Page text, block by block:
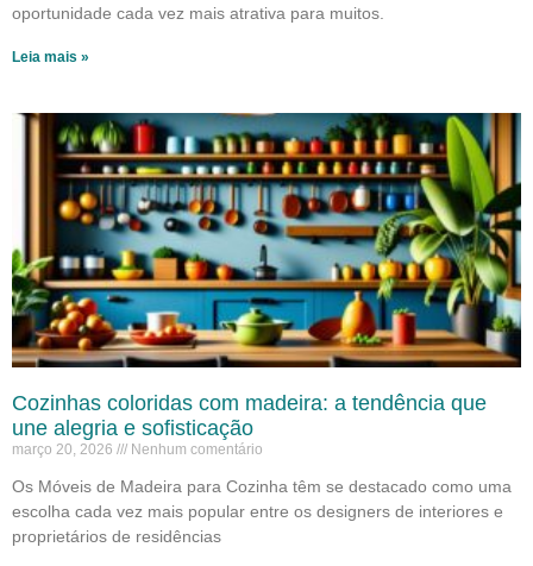
oportunidade cada vez mais atrativa para muitos.
Leia mais »
Cozinhas coloridas com madeira: a tendência que
une alegria e sofisticação
março 20, 2026 Nenhum comentário
Os Móveis de Madeira para Cozinha têm se destacado como uma
escolha cada vez mais popular entre os designers de interiores e
proprietários de residências